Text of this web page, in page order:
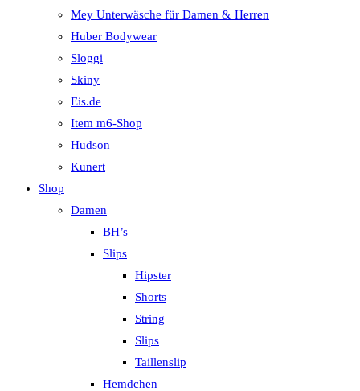
Mey Unterwäsche für Damen & Herren
Huber Bodywear
Sloggi
Skiny
Eis.de
Item m6-Shop
Hudson
Kunert
Shop
Damen
BH’s
Slips
Hipster
Shorts
String
Slips
Taillenslip
Hemdchen